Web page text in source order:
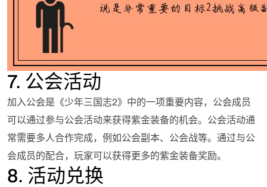
7. 公会活动
加入公会是《少年三国志2》中的一项重要内容，公会成员
可以通过参与公会活动来获得紫金装备的机会。公会活动通
常需要多人合作完成，例如公会副本、公会战等。通过与公
会成员的配合，玩家可以获得更多的紫金装备奖励。
8. 活动兑换